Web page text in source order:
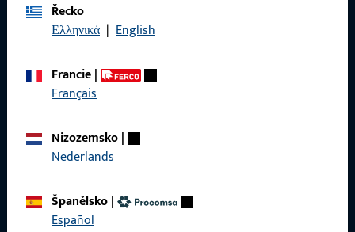
Řecko
Ελληνικά | English
Francie|
Français
Nizozemsko|
Nederlands
Španělsko|
Español
Kariéra